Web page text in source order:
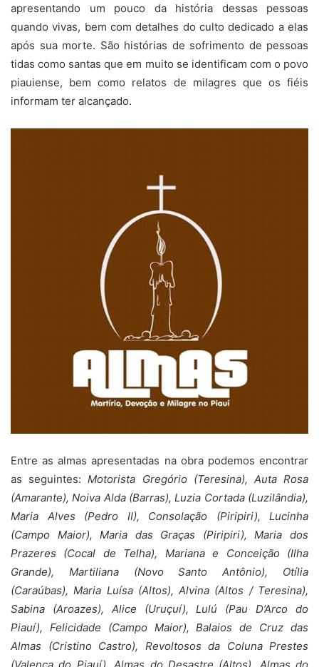
apresentando um pouco da história dessas pessoas
quando vivas, bem com detalhes do culto dedicado a elas
após sua morte. São histórias de sofrimento de pessoas
tidas como santas que em muito se identificam com o povo
piauiense, bem como relatos de milagres que os fiéis
informam ter alcançado.
Entre as almas apresentadas na obra podemos encontrar
as seguintes:Motorista Gregório (Teresina), Auta Rosa
(Amarante), Noiva Alda (Barras), Luzia Cortada (Luzilândia),
Maria Alves (Pedro II), Consolação (Piripiri), Lucinha
(Campo Maior), Maria das Graças (Piripiri), Maria dos
Prazeres (Cocal de Telha), Mariana e Conceição (Ilha
Grande), Martiliana (Novo Santo Antônio), Otília
(Caraúbas), Maria Luísa (Altos), Alvina (Altos / Teresina),
Sabina (Aroazes), Alice (Uruçuí), Lulú (Pau D’Arco do
Piauí), Felicidade (Campo Maior), Balaios de Cruz das
Almas (Cristino Castro), Revoltosos da Coluna Prestes
(Valença do Piauí), Almas do Desastre (Altos), Almas do